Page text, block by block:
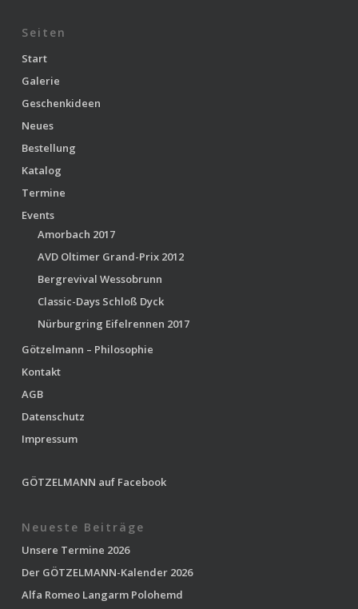
Seiten
Start
Galerie
Geschenkideen
Neues
Bestellung
Katalog
Termine
Events
Amorbach 2017
AVD Oltimer Grand-Prix 2012
Bergrevival Wessobrunn
Classic-Days Schloß Dyck
Nürburgring Eifelrennen 2017
Götzelmann – Philosophie
Kontakt
AGB
Datenschutz
Impressum
GÖTZELMANN auf Facebook
Neueste Beiträge
Unsere Termine 2026
Der GÖTZELMANN-Kalender 2026
Alfa Romeo Langarm Polohemd